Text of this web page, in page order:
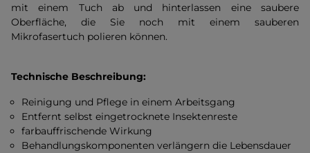
mit einem Tuch ab und hinterlassen eine saubere
Oberfläche, die Sie noch mit einem sauberen
Mikrofasertuch polieren können.
Technische Beschreibung:
Reinigung und Pflege in einem Arbeitsgang
Entfernt selbst eingetrocknete Insektenreste
farbauffrischende Wirkung
Behandlungskomponenten verlängern die Lebensdauer